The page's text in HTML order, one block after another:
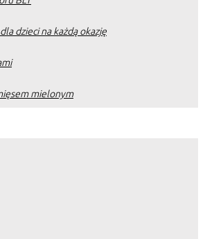
dzieci na każdą okazję
mielonym